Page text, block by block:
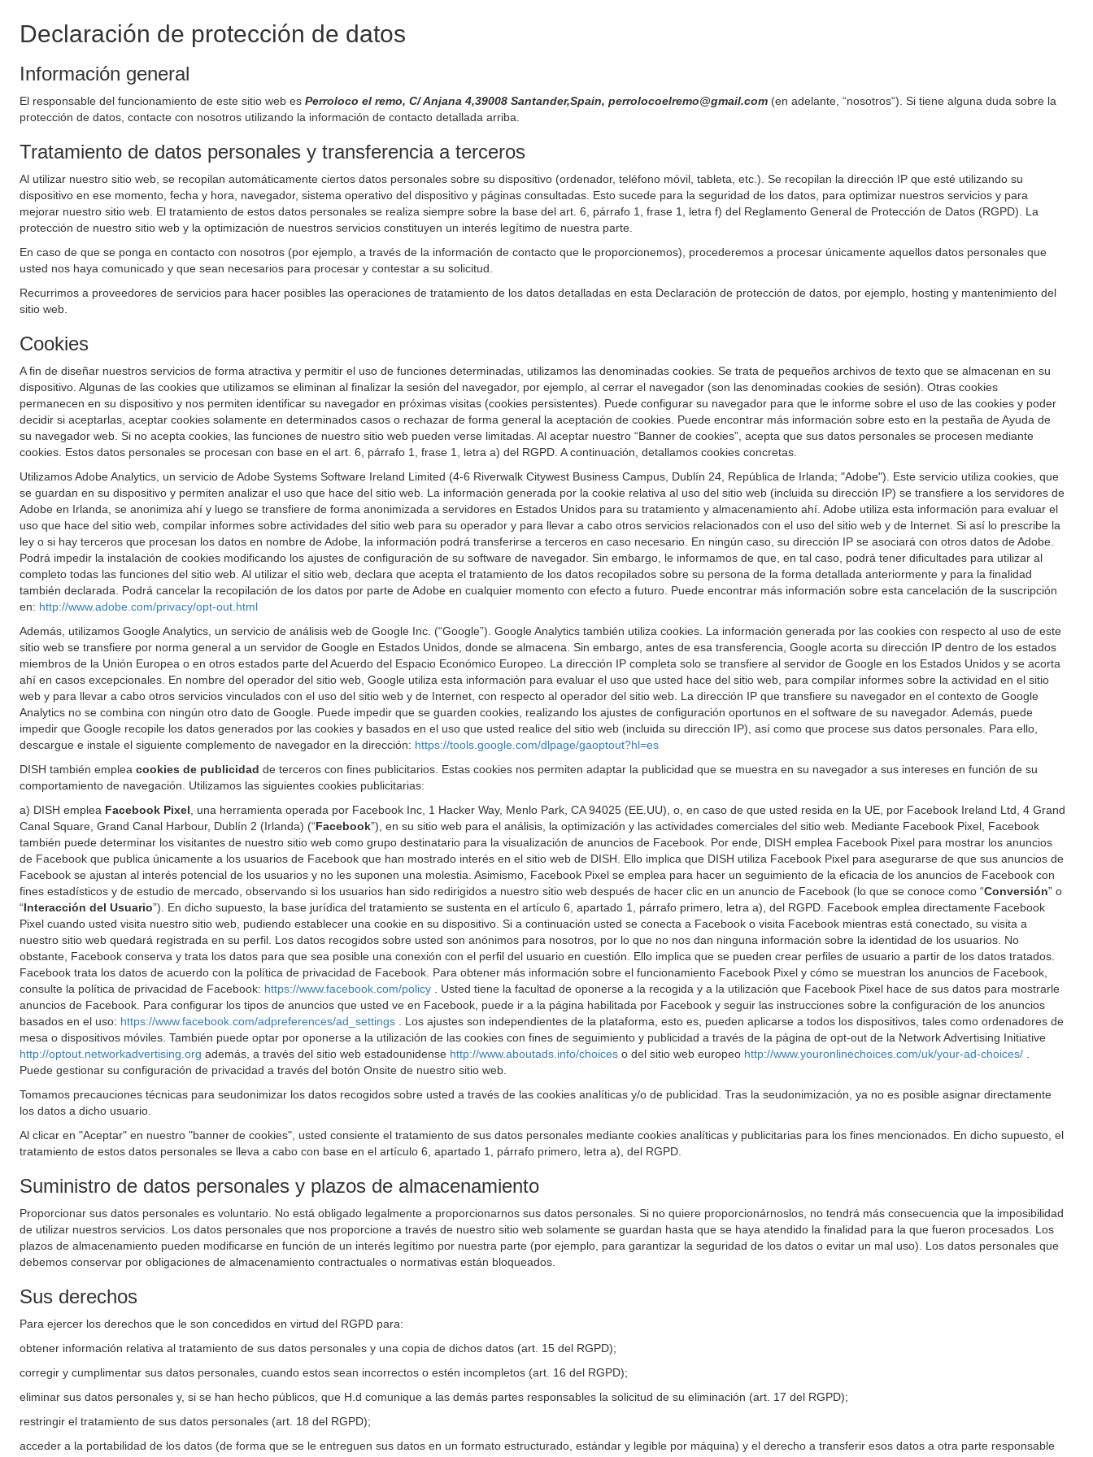
Declaración de protección de datos
Información general
El responsable del funcionamiento de este sitio web es Perroloco el remo, C/ Anjana 4,39008 Santander,Spain, perrolocoelremo@gmail.com (en adelante, “nosotros“). Si tiene alguna duda sobre la
protección de datos, contacte con nosotros utilizando la información de contacto detallada arriba.
Tratamiento de datos personales y transferencia a terceros
Al utilizar nuestro sitio web, se recopilan automáticamente ciertos datos personales sobre su dispositivo (ordenador, teléfono móvil, tableta, etc.). Se recopilan la dirección IP que esté utilizando su
dispositivo en ese momento, fecha y hora, navegador, sistema operativo del dispositivo y páginas consultadas. Esto sucede para la seguridad de los datos, para optimizar nuestros servicios y para
mejorar nuestro sitio web. El tratamiento de estos datos personales se realiza siempre sobre la base del art. 6, párrafo 1, frase 1, letra f) del Reglamento General de Protección de Datos (RGPD). La
protección de nuestro sitio web y la optimización de nuestros servicios constituyen un interés legítimo de nuestra parte.
En caso de que se ponga en contacto con nosotros (por ejemplo, a través de la información de contacto que le proporcionemos), procederemos a procesar únicamente aquellos datos personales que
usted nos haya comunicado y que sean necesarios para procesar y contestar a su solicitud.
Recurrimos a proveedores de servicios para hacer posibles las operaciones de tratamiento de los datos detalladas en esta Declaración de protección de datos, por ejemplo, hosting y mantenimiento del
sitio web.
Cookies
A fin de diseñar nuestros servicios de forma atractiva y permitir el uso de funciones determinadas, utilizamos las denominadas cookies. Se trata de pequeños archivos de texto que se almacenan en su
dispositivo. Algunas de las cookies que utilizamos se eliminan al finalizar la sesión del navegador, por ejemplo, al cerrar el navegador (son las denominadas cookies de sesión). Otras cookies
permanecen en su dispositivo y nos permiten identificar su navegador en próximas visitas (cookies persistentes). Puede configurar su navegador para que le informe sobre el uso de las cookies y poder
decidir si aceptarlas, aceptar cookies solamente en determinados casos o rechazar de forma general la aceptación de cookies. Puede encontrar más información sobre esto en la pestaña de Ayuda de
su navegador web. Si no acepta cookies, las funciones de nuestro sitio web pueden verse limitadas. Al aceptar nuestro “Banner de cookies”, acepta que sus datos personales se procesen mediante
cookies. Estos datos personales se procesan con base en el art. 6, párrafo 1, frase 1, letra a) del RGPD. A continuación, detallamos cookies concretas.
Utilizamos Adobe Analytics, un servicio de Adobe Systems Software Ireland Limited (4-6 Riverwalk Citywest Business Campus, Dublín 24, República de Irlanda; "Adobe"). Este servicio utiliza cookies, que
se guardan en su dispositivo y permiten analizar el uso que hace del sitio web. La información generada por la cookie relativa al uso del sitio web (incluida su dirección IP) se transfiere a los servidores de
Adobe en Irlanda, se anonimiza ahí y luego se transfiere de forma anonimizada a servidores en Estados Unidos para su tratamiento y almacenamiento ahí. Adobe utiliza esta información para evaluar el
uso que hace del sitio web, compilar informes sobre actividades del sitio web para su operador y para llevar a cabo otros servicios relacionados con el uso del sitio web y de Internet. Si así lo prescribe la
ley o si hay terceros que procesan los datos en nombre de Adobe, la información podrá transferirse a terceros en caso necesario. En ningún caso, su dirección IP se asociará con otros datos de Adobe.
Podrá impedir la instalación de cookies modificando los ajustes de configuración de su software de navegador. Sin embargo, le informamos de que, en tal caso, podrá tener dificultades para utilizar al
completo todas las funciones del sitio web. Al utilizar el sitio web, declara que acepta el tratamiento de los datos recopilados sobre su persona de la forma detallada anteriormente y para la finalidad
también declarada. Podrá cancelar la recopilación de los datos por parte de Adobe en cualquier momento con efecto a futuro. Puede encontrar más información sobre esta cancelación de la suscripción
en: http://www.adobe.com/privacy/opt-out.html
Además, utilizamos Google Analytics, un servicio de análisis web de Google Inc. (“Google”). Google Analytics también utiliza cookies. La información generada por las cookies con respecto al uso de este
sitio web se transfiere por norma general a un servidor de Google en Estados Unidos, donde se almacena. Sin embargo, antes de esa transferencia, Google acorta su dirección IP dentro de los estados
miembros de la Unión Europea o en otros estados parte del Acuerdo del Espacio Económico Europeo. La dirección IP completa solo se transfiere al servidor de Google en los Estados Unidos y se acorta
ahí en casos excepcionales. En nombre del operador del sitio web, Google utiliza esta información para evaluar el uso que usted hace del sitio web, para compilar informes sobre la actividad en el sitio
web y para llevar a cabo otros servicios vinculados con el uso del sitio web y de Internet, con respecto al operador del sitio web. La dirección IP que transfiere su navegador en el contexto de Google
Analytics no se combina con ningún otro dato de Google. Puede impedir que se guarden cookies, realizando los ajustes de configuración oportunos en el software de su navegador. Además, puede
impedir que Google recopile los datos generados por las cookies y basados en el uso que usted realice del sitio web (incluida su dirección IP), así como que procese sus datos personales. Para ello,
descargue e instale el siguiente complemento de navegador en la dirección: https://tools.google.com/dlpage/gaoptout?hl=es
DISH también emplea cookies de publicidad de terceros con fines publicitarios. Estas cookies nos permiten adaptar la publicidad que se muestra en su navegador a sus intereses en función de su
comportamiento de navegación. Utilizamos las siguientes cookies publicitarias:
a) DISH emplea Facebook Pixel , una herramienta operada por Facebook Inc, 1 Hacker Way, Menlo Park, CA 94025 (EE.UU), o, en caso de que usted resida en la UE, por Facebook Ireland Ltd, 4 Grand
Canal Square, Grand Canal Harbour, Dublín 2 (Irlanda) (“Facebook”), en su sitio web para el análisis, la optimización y las actividades comerciales del sitio web. Mediante Facebook Pixel, Facebook
también puede determinar los visitantes de nuestro sitio web como grupo destinatario para la visualización de anuncios de Facebook. Por ende, DISH emplea Facebook Pixel para mostrar los anuncios
de Facebook que publica únicamente a los usuarios de Facebook que han mostrado interés en el sitio web de DISH. Ello implica que DISH utiliza Facebook Pixel para asegurarse de que sus anuncios de
Facebook se ajustan al interés potencial de los usuarios y no les suponen una molestia. Asimismo, Facebook Pixel se emplea para hacer un seguimiento de la eficacia de los anuncios de Facebook con
fines estadísticos y de estudio de mercado, observando si los usuarios han sido redirigidos a nuestro sitio web después de hacer clic en un anuncio de Facebook (lo que se conoce como “Conversión” o
“Interacción del Usuario”). En dicho supuesto, la base jurídica del tratamiento se sustenta en el artículo 6, apartado 1, párrafo primero, letra a), del RGPD. Facebook emplea directamente Facebook
Pixel cuando usted visita nuestro sitio web, pudiendo establecer una cookie en su dispositivo. Si a continuación usted se conecta a Facebook o visita Facebook mientras está conectado, su visita a
nuestro sitio web quedará registrada en su perfil. Los datos recogidos sobre usted son anónimos para nosotros, por lo que no nos dan ninguna información sobre la identidad de los usuarios. No
obstante, Facebook conserva y trata los datos para que sea posible una conexión con el perfil del usuario en cuestión. Ello implica que se pueden crear perfiles de usuario a partir de los datos tratados.
Facebook trata los datos de acuerdo con la política de privacidad de Facebook. Para obtener más información sobre el funcionamiento Facebook Pixel y cómo se muestran los anuncios de Facebook,
consulte la política de privacidad de Facebook: https://www.facebook.com/policy
. Usted tiene la facultad de oponerse a la recogida y a la utilización que Facebook Pixel hace de sus datos para mostrarle
anuncios de Facebook. Para configurar los tipos de anuncios que usted ve en Facebook, puede ir a la página habilitada por Facebook y seguir las instrucciones sobre la configuración de los anuncios
basados en el uso: https://www.facebook.com/adpreferences/ad_settings
. Los ajustes son independientes de la plataforma, esto es, pueden aplicarse a todos los dispositivos, tales como ordenadores de
mesa o dispositivos móviles. También puede optar por oponerse a la utilización de las cookies con fines de seguimiento y publicidad a través de la página de opt-out de la Network Advertising Initiative
http://optout.networkadvertising.org además, a través del sitio web estadounidense http://www.aboutads.info/choices o del sitio web europeo http://www.youronlinechoices.com/uk/your-ad-choices/
Puede gestionar su configuración de privacidad a través del botón Onsite de nuestro sitio web.
Tomamos precauciones técnicas para seudonimizar los datos recogidos sobre usted a través de las cookies analíticas y/o de publicidad. Tras la seudonimización, ya no es posible asignar directamente
los datos a dicho usuario.
Al clicar en "Aceptar" en nuestro "banner de cookies", usted consiente el tratamiento de sus datos personales mediante cookies analíticas y publicitarias para los fines mencionados. En dicho supuesto, el
tratamiento de estos datos personales se lleva a cabo con base en el artículo 6, apartado 1, párrafo primero, letra a), del RGPD.
Suministro de datos personales y plazos de almacenamiento
Proporcionar sus datos personales es voluntario. No está obligado legalmente a proporcionarnos sus datos personales. Si no quiere proporcionárnoslos, no tendrá más consecuencia que la imposibilidad
de utilizar nuestros servicios. Los datos personales que nos proporcione a través de nuestro sitio web solamente se guardan hasta que se haya atendido la finalidad para la que fueron procesados. Los
plazos de almacenamiento pueden modificarse en función de un interés legítimo por nuestra parte (por ejemplo, para garantizar la seguridad de los datos o evitar un mal uso). Los datos personales que
debemos conservar por obligaciones de almacenamiento contractuales o normativas están bloqueados.
Sus derechos
Para ejercer los derechos que le son concedidos en virtud del RGPD para:
obtener información relativa al tratamiento de sus datos personales y una copia de dichos datos (art. 15 del RGPD);
corregir y cumplimentar sus datos personales, cuando estos sean incorrectos o estén incompletos (art. 16 del RGPD);
eliminar sus datos personales y, si se han hecho públicos, que H.d comunique a las demás partes responsables la solicitud de su eliminación (art. 17 del RGPD);
restringir el tratamiento de sus datos personales (art. 18 del RGPD);
acceder a la portabilidad de los datos (de forma que se le entreguen sus datos en un formato estructurado, estándar y legible por máquina) y el derecho a transferir esos datos a otra parte responsable